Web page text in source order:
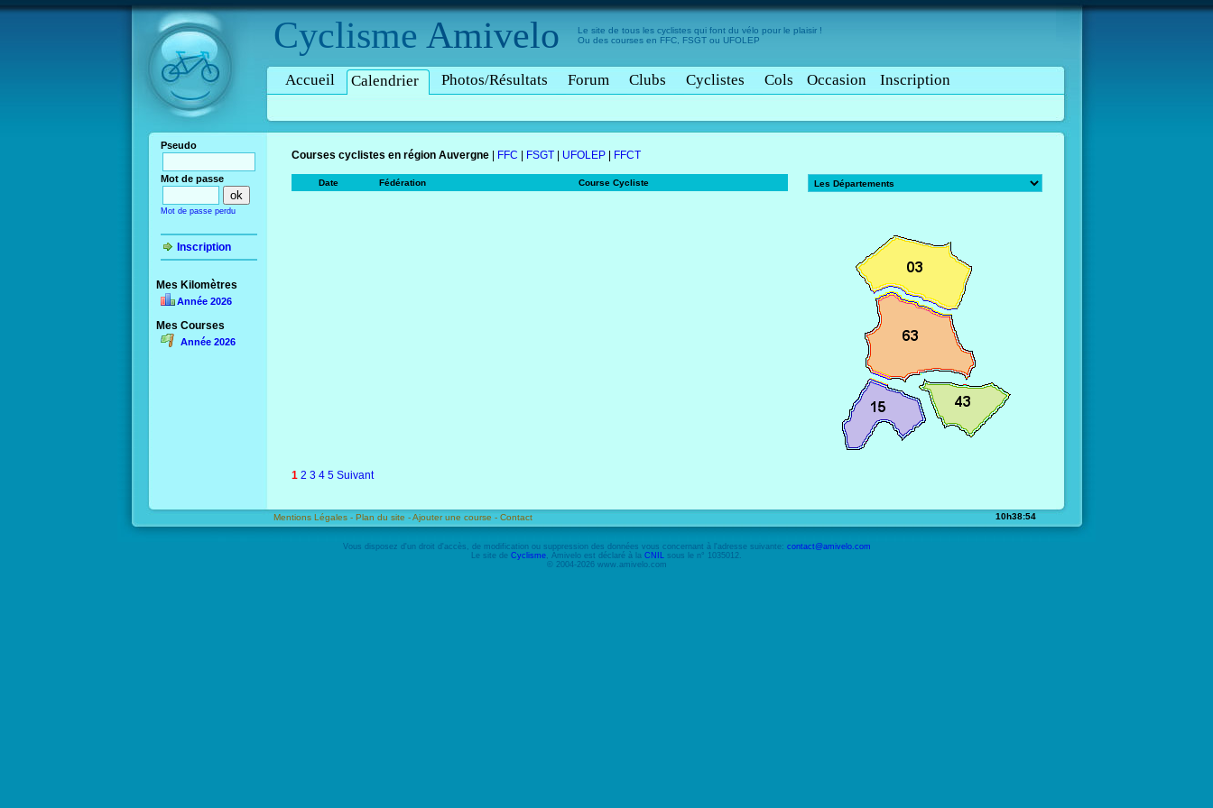
Cyclisme Amivelo
Le site de tous les cyclistes qui font du vélo pour le plaisir !
Ou des courses en FFC, FSGT ou UFOLEP
Accueil Calendrier Photos/Résultats Forum Clubs Cyclistes Cols Occasion Inscription
Pseudo
Mot de passe
Mot de passe perdu
Inscription
Mes Kilomètres
Année 2026
Mes Courses
Année 2026
Courses cyclistes en région Auvergne FFC FSGT UFOLEP FFCT
Date Fédération Course Cycliste
1 2 3 4 5 Suivant
Mentions Légales - Plan du site -Ajouter une course - Contact 10h38:54
Vous disposez d'un droit d'accès, de modification ou suppression des données vous concernant à l'adresse suivante: contact@amivelo.com
Le site de Cyclisme, Amivelo est déclaré à la CNIL sous le n° 1035012.
© 2004-2026 www.amivelo.com